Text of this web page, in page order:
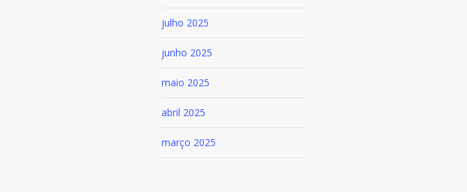
julho 2025
junho 2025
maio 2025
abril 2025
março 2025